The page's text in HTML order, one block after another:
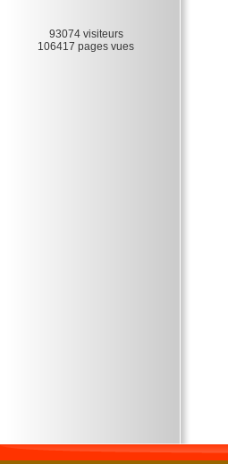
93074 visiteurs
106417 pages vues